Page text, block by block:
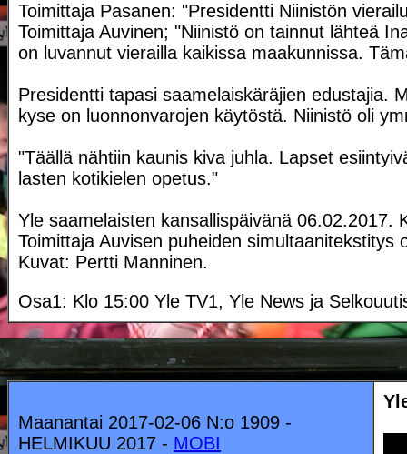
Toimittaja Pasanen: "Presidentti Niinistön
Toimittaja Auvinen; "Niinistö on tainnut lähteä
on luvannut vierailla kaikissa maakunnissa.
Presidentti tapasi saamelaiskäräjien edustajia.
kyse on luonnonvarojen käytöstä. Niinistö oli
"Täällä nähtiin kaunis kiva juhla. Lapset
lasten kotikielen opetus."
Yle saamelaisten kansallispäivänä 06.02.2017.
Toimittaja Auvisen puheiden
Kuvat: Pertti Manninen.
Osa1: Klo 15:00 Yle TV1, Yle News ja
Maanantai 2017-02-06 N:o 1909 -
HELMIKUU 2017 - MOBI